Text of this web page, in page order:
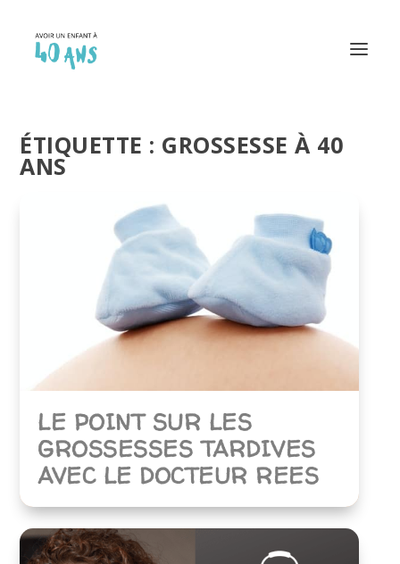
ÉTIQUETTE : GROSSESSE À 40
ANS
LE POINT SUR LES
GROSSESSES TARDIVES
AVEC LE DOCTEUR REES